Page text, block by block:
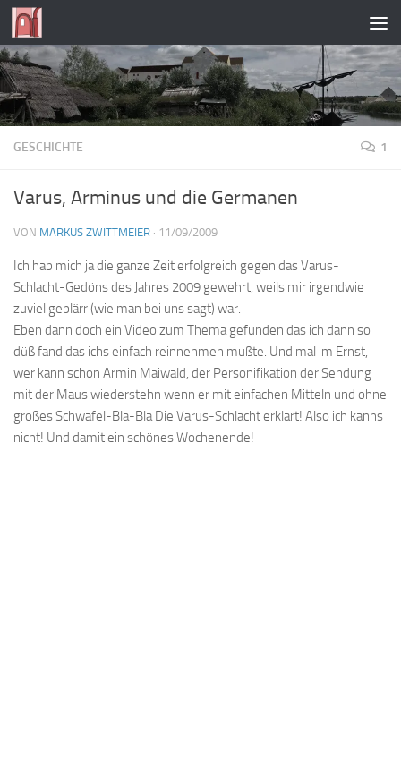
Zum Inhalt springen
GESCHICHTE 1
Varus, Arminus und die Germanen
VON MARKUS ZWITTMEIER · 11/09/2009
Ich hab mich ja die ganze Zeit erfolgreich gegen das Varus-
Schlacht-Gedöns des Jahres 2009 gewehrt, weils mir irgendwie
zuviel geplärr (wie man bei uns sagt) war.
Eben dann doch ein Video zum Thema gefunden das ich dann so
düß fand das ichs einfach reinnehmen mußte. Und mal im Ernst,
wer kann schon Armin Maiwald, der Personifikation der Sendung
mit der Maus wiederstehn wenn er mit einfachen Mitteln und ohne
großes Schwafel-Bla-Bla Die Varus-Schlacht erklärt! Also ich kanns
nicht! Und damit ein schönes Wochenende!